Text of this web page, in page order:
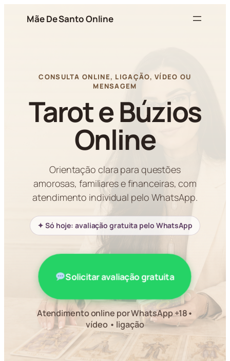
Mãe De Santo Online
CONSULTA ONLINE, LIGAÇÃO, VÍDEO OU
MENSAGEM
Tarot e Búzios
Online
Orientação clara para questões
amorosas, familiares e financeiras, com
atendimento individual pelo WhatsApp.
✦ Só hoje: avaliação gratuita pelo WhatsApp
Solicitar avaliação gratuita
Atendimento online por WhatsApp +18•
vídeo • ligação